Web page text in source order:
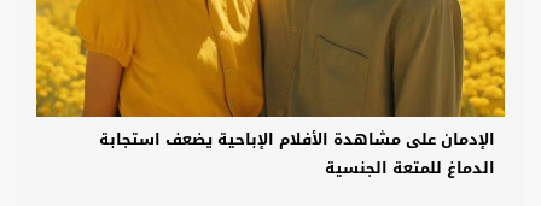
الإدمان على مشاهدة الأفلام الإباحية يضعف استجابة
الدماغ للمتعة الجنسية